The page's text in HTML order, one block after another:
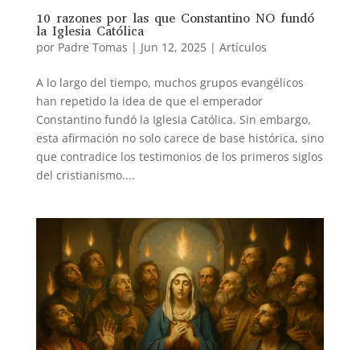
10 razones por las que Constantino NO fundó
la Iglesia Católica
por Padre Tomas | Jun 12, 2025| Artículos
A lo largo del tiempo, muchos grupos evangélicos
han repetido la idea de que el emperador
Constantino fundó la Iglesia Católica. Sin embargo,
esta afirmación no solo carece de base histórica, sino
que contradice los testimonios de los primeros siglos
del cristianismo....